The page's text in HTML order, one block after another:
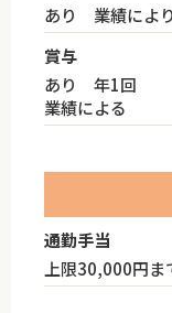
あり 業績によ
賞与
あり 年1回
業績による
通勤手当
上限30,000円ま